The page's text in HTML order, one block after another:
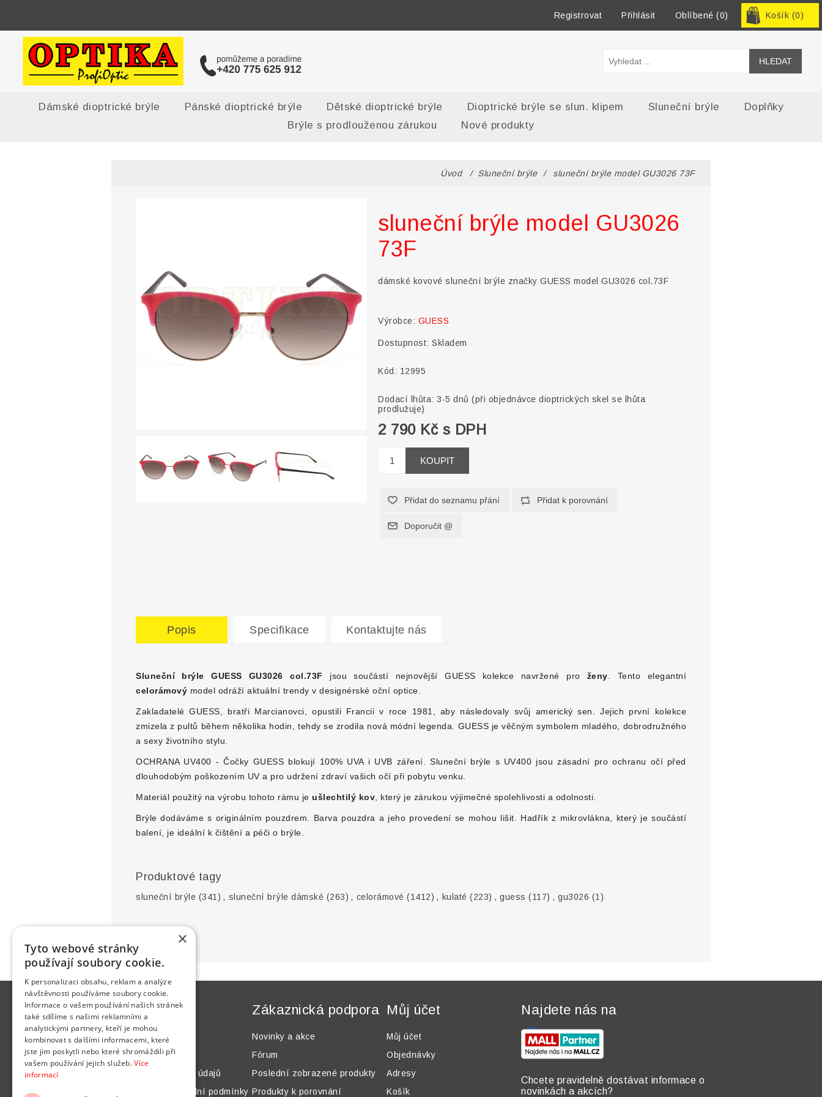
Registrovat Přihlásit Oblíbené (0) Košík (0)
Dámské dioptrické brýle Pánské dioptrické brýle Dětské dioptrické brýle Dioptrické brýle se slun. klipem Sluneční brýle
Doplňky
Brýle s prodlouženou zárukou
Nové produkty
Úvod / Sluneční brýle / sluneční brýle model GU3026 73F
sluneční brýle model GU3026
73F
dámské kovové sluneční brýle značky GUESS model GU3026 col.73F
Výrobce: GUESS
Dostupnost: Skladem
Kód: 12995
Dodací lhůta: 3-5 dnů (při objednávce dioptrických skel se lhůta
prodlužuje)
2 790 Kč s DPH
Popis Specifikace Kontaktujte nás
Sluneční brýle GUESS GU3026 col.73F jsou součástí nejnovější GUESS kolekce navržené pro ženy . Tento elegantní
celorámový model odráží aktuální trendy v designérské oční optice.
Zakladatelé GUESS, bratři Marcianovci, opustili Francii v roce 1981, aby následovaly svůj americký sen. Jejich první kolekce
zmizela z pultů během několika hodin, tehdy se zrodila nová módní legenda. GUESS je věčným symbolem mladého, dobrodružného
a sexy životního stylu.
OCHRANA UV400 - Čočky GUESS blokují 100% UVA i UVB záření. Sluneční brýle s UV400 jsou zásadní pro ochranu očí před
dlouhodobým poškozením UV a pro udržení zdraví vašich očí při pobytu venku.
Materiál použitý na výrobu tohoto rámu je ušlechtilý kov , který je zárukou výjimečné spolehlivosti a odolnosti.
Brýle dodáváme s originálním pouzdrem. Barva pouzdra a jeho provedení se mohou lišit. Hadřík z mikrovlákna, který je součástí
balení, je ideální k čištění a péči o brýle.
Produktové tagy
sluneční brýle (341) , sluneční brýle dámské (263) , celorámové (1412) , kulaté (223) , guess (117) , gu3026 (1)
Informace
Mapa webu
Jak nakupovat
Ochrana osobních údajů
Všeobecné obchodní podmínky
Zákaznická podpora
Novinky a akce
Fórum
Poslední zobrazené produkty
Produkty k porovnání
Můj účet
Můj účet
Objednávky
Adresy
Košík
Najdete nás na
Chcete pravidelně dostávat informace o
novinkách a akcích?
×
Tyto webové stránky
používají soubory cookie.
K personalizaci obsahu, reklam a analýze
návštěvnosti používáme soubory cookie.
Informace o vašem používání našich stránek
také sdílíme s našimi reklamními a
analytickými partnery, kteří je mohou
kombinovat s dalšími informacemi, které
jste jim poskytli nebo které shromáždili při
vašem používání jejich služeb.Více
informací